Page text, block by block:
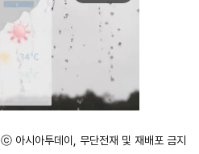
ⓒ 아시아투데이, 무단전재 및 재배포 금지